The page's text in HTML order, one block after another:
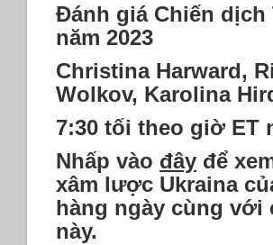
Đánh giá Chiến dịch
năm 2023
Christina Harward,
Wolkov, Karolina
7:30 tối theo giờ ET
Nhấp vào đây để
xâm lược Ukraina
hàng ngày cùng với
này.